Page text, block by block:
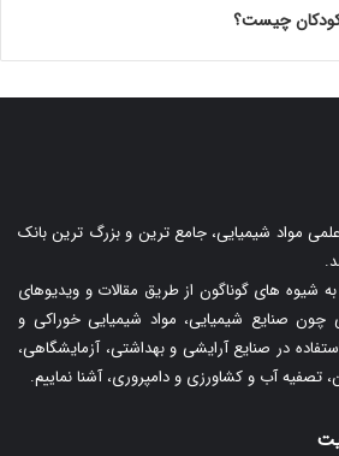
چیست؟
مواد شیمیایی، جامع ترین و بزرگ ترین بانک
شیوه های گوناگون از طریق مقالات و ویدیوهای
چون صنایع شیمیایی، مواد شیمیایی خوراکی و
در صنایع آرایشی و بهداشتی، آزمایشگاهی،
تصفیه آب و کشاورزی و دامپروری، آشنا نماییم.